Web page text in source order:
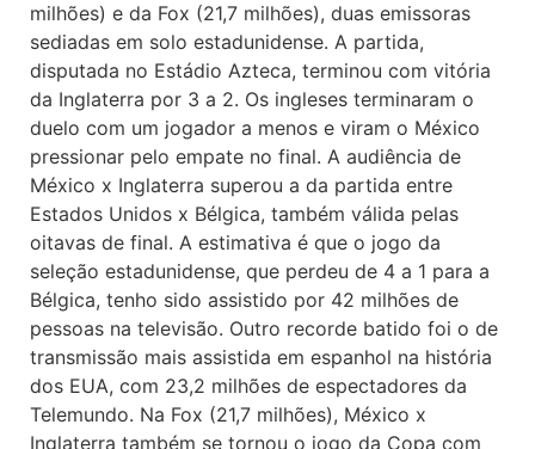
milhões) e da Fox (21,7 milhões), duas emissoras
sediadas em solo estadunidense. A partida,
disputada no Estádio Azteca, terminou com vitória
da Inglaterra por 3 a 2. Os ingleses terminaram o
duelo com um jogador a menos e viram o México
pressionar pelo empate no final. A audiência de
México x Inglaterra superou a da partida entre
Estados Unidos x Bélgica, também válida pelas
oitavas de final. A estimativa é que o jogo da
seleção estadunidense, que perdeu de 4 a 1 para a
Bélgica, tenho sido assistido por 42 milhões de
pessoas na televisão. Outro recorde batido foi o de
transmissão mais assistida em espanhol na história
dos EUA, com 23,2 milhões de espectadores da
Telemundo. Na Fox (21,7 milhões), México x
Inglaterra também se tornou o jogo da Copa com